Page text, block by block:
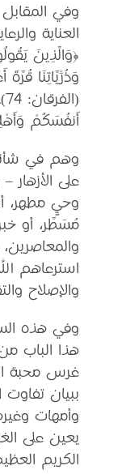
وفي
العناية
﴿وَالَّذِينَ
وَذُرِّيَّاتِنَا
أَنفُسَكُمْ
وهم في
على
وحيٍ مطهر،
مُسَطَّر، أو
استرعاهم
والإصلاح
وفي هذه
هذا الباب
غرس محبة
ببيان تفاوت
وأمهات
يعين على
الكريم